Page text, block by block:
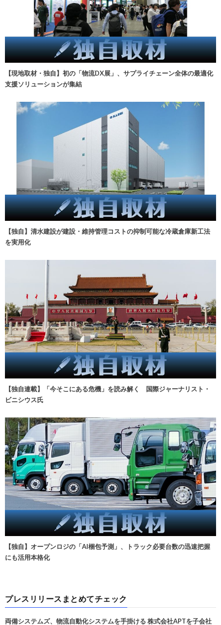
【現地取材・独自】初の「物流DX展」、サプライチェーン全体の最適化
支援ソリューションが集結
【独自】清水建設が建設・維持管理コストの抑制可能な冷蔵倉庫新工法
を実用化
【独自連載】「今そこにある危機」を読み解く 国際ジャーナリスト・
ビニシウス氏
【独自】オープンロジの「AI梱包予測」、トラック必要台数の迅速把握
にも活用本格化
プレスリリースまとめてチェック
両備システムズ、物流自動化システムを手掛ける 株式会社APTを子会社